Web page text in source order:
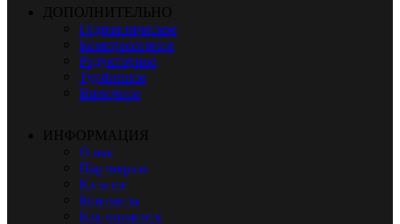
ДОПОЛНИТЕЛЬНО
Гидравлическое
Компрессорное
Редукторное
Турбинное
Вилочное
ИНФОРМАЦИЯ
О нас
Партнерам
Каталог
Контакты
Как оплатить